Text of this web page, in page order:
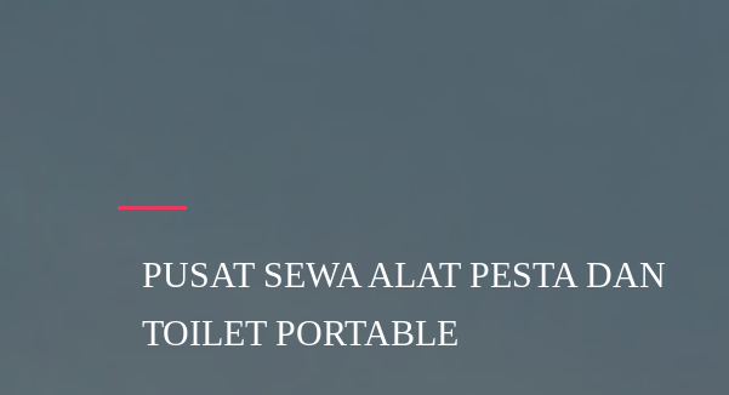
PUSAT SEWA ALAT PESTA DAN
TOILET PORTABLE